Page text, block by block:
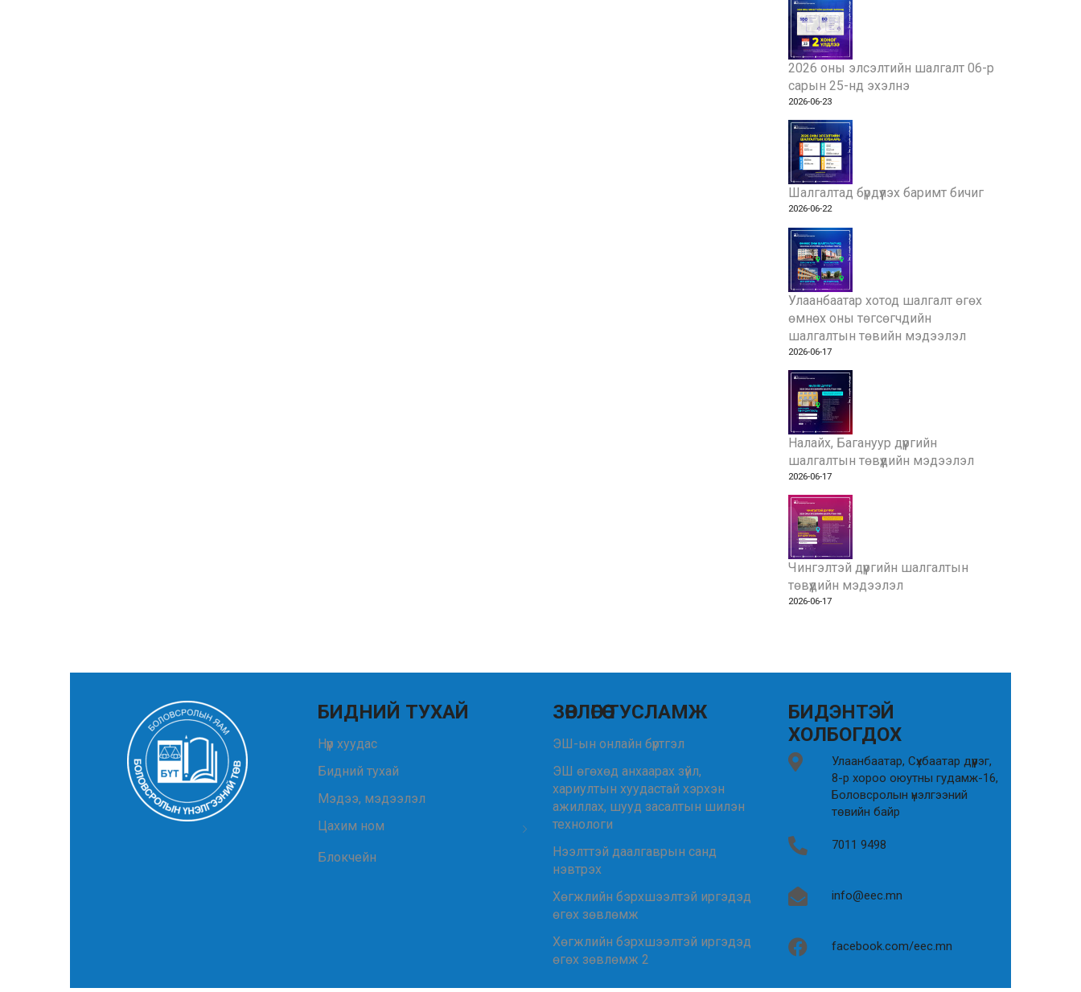
2026 оны элсэлтийн шалгалт 06-р
сарын 25-нд эхэлнэ
2026-06-23
Шалгалтад бүрдүүлэх баримт бичиг
2026-06-22
Улаанбаатар хотод шалгалт өгөх
өмнөх оны төгсөгчдийн
шалгалтын төвийн мэдээлэл
2026-06-17
Налайх, Багануур дүүргийн
шалгалтын төвүүдийн мэдээлэл
2026-06-17
Чингэлтэй дүүргийн шалгалтын
төвүүдийн мэдээлэл
2026-06-17
БИДНИЙ ТУХАЙ
Нүүр хуудас
Бидний тухай
Мэдээ, мэдээлэл
Цахим ном
Блокчейн
ЗӨВЛӨГӨӨ ТУСЛАМЖ
ЭШ-ын онлайн бүртгэл
ЭШ өгөхөд анхаарах зүйл,
хариултын хуудастай хэрхэн
ажиллах, шууд засалтын шилэн
технологи
Нээлттэй даалгаврын санд
нэвтрэх
Хөгжлийн бэрхшээлтэй иргэдэд
өгөх зөвлөмж
Хөгжлийн бэрхшээлтэй иргэдэд
өгөх зөвлөмж 2
БИДЭНТЭЙ
ХОЛБОГДОХ
Улаанбаатар, Сүхбаатар дүүрэг,
8-р хороо оюутны гудамж-16,
Боловсролын үнэлгээний
төвийн байр
7011 9498
info@eec.mn
facebook.com/eec.mn